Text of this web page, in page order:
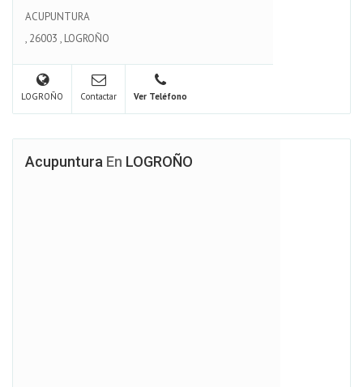
ACUPUNTURA
, 26003 , LOGROÑO
LOGROÑO Contactar Ver Teléfono
Acupuntura En LOGROÑO